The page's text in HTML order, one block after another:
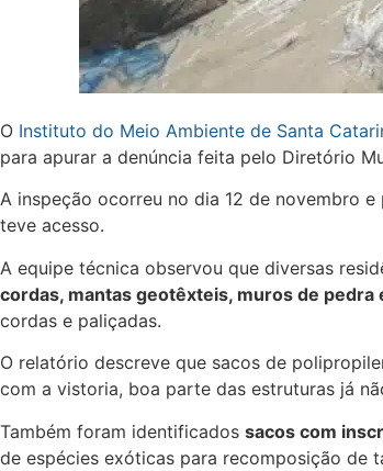
O Instituto do Meio Ambiente de Santa
para apurar a denúncia feita pelo Diretório
A inspeção ocorreu no dia 12 de novembro
teve acesso.
A equipe técnica observou que diversas
cordas, mantas geotêxteis, muros de
cordas e paliçadas.
O relatório descreve que sacos de
com a vistoria, boa parte das estruturas já
Também foram identificados sacos com
de espécies exóticas para recomposição de